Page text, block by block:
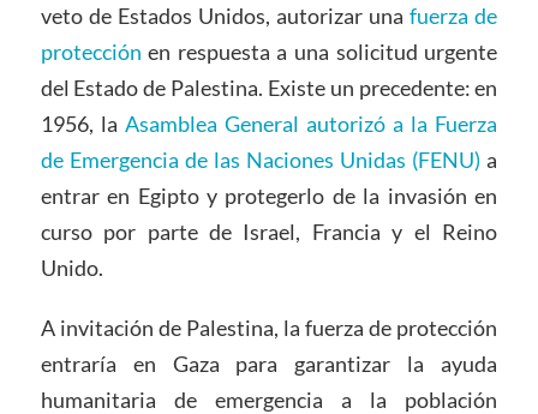
veto de Estados Unidos, autorizar unafuerza de
protección en respuesta a una solicitud urgente
del Estado de Palestina. Existe un precedente: en
1956, la Asamblea General autorizó a la Fuerza
de Emergencia de las Naciones Unidas (FENU) a
entrar en Egipto y protegerlo de la invasión en
curso por parte de Israel, Francia y el Reino
Unido.
A invitación de Palestina, la fuerza de protección
entraría en Gaza para garantizar la ayuda
humanitaria de emergencia a la población